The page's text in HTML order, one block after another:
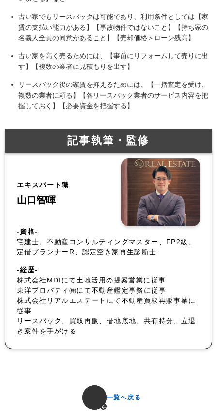
古い家でもリースバックは可能であり、利用条件としては【家
賃の支払い能力がある】【事故物件ではないこと】【持ち家の
名義人全員の同意があること】【売却価格＞ローン残高】
古い家を高く売るためには、【事前にリフォームして売りに出
す】【複数の業者に見積もりを出す】
リースバック後の家賃を抑えるためには、【一括査定を受け、
複数の業者に頼る】【各リースバック業者のサービス内容を把
握しておく】【必要資金を把握する】
記事執筆・監修
エキスパート職
山口智暉
-資格-
宅建士、不動産コンサルティングマスター、FP2級、
定借プランナーR、認定空き家再生診断士
-経歴-
株式会社MDIにて土地活用の提案営業に従事
東洋プロパティ㈱にて不動産鑑定事務に従事
株式会社リアルエステートにて不動産買取再販事業に
従事
リースバック、買取再販、借地底地、共有持分、立退
き案件を手がける
一覧へ戻る